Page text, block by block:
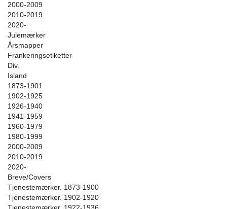
2000-2009
2010-2019
2020-
Julemærker
Årsmapper
Frankeringsetiketter
Div.
Island
1873-1901
1902-1925
1926-1940
1941-1959
1960-1979
1980-1999
2000-2009
2010-2019
2020-
Breve/Covers
Tjenestemærker. 1873-1900
Tjenestemærker. 1902-1920